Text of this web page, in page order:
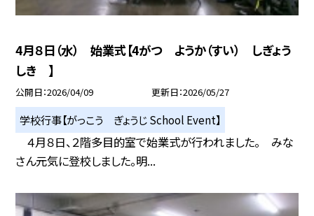
4月８日（水） 始業式【4がつ ようか（すい） しぎょう
しき 】
公開日 2026/04/09 更新日 2026/05/27
学校行事【がっこう ぎょうじ School Event】
４月８日、２階多目的室で始業式が行われました。 みな
さん元気に登校しました。明...